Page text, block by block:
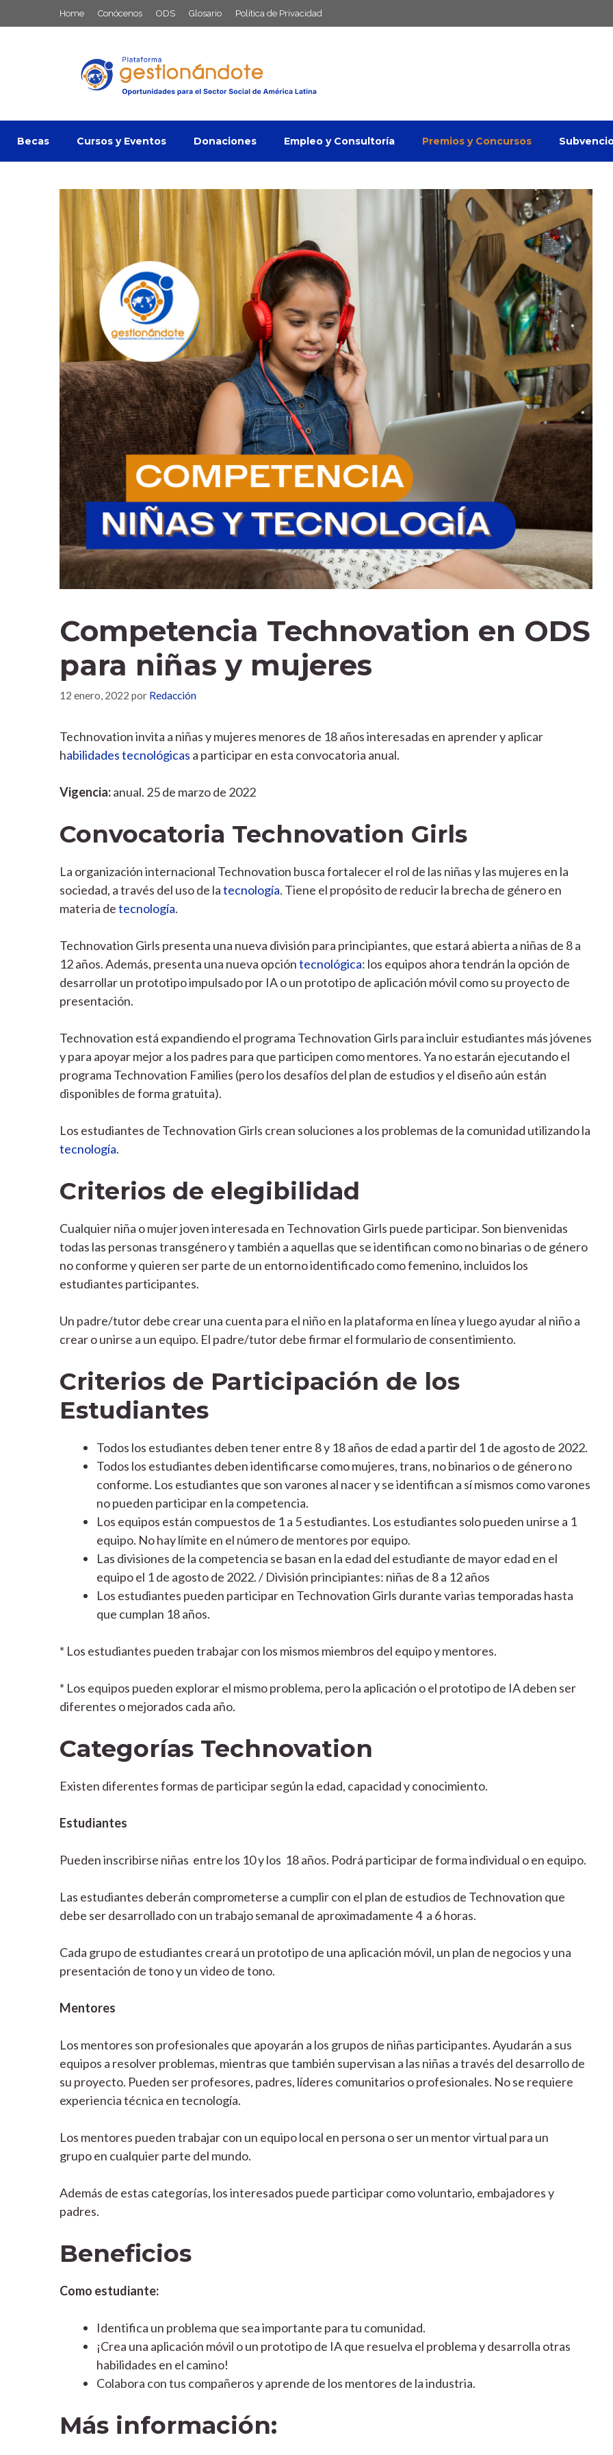
al
Home Conócenos ODS Glosario Política de Privacidad
Becas Cursos y Eventos Donaciones Empleo y Consultoría Premios y Concursos
Competencia Technovation en ODS
para niñas y mujeres
12 enero, 2022 por Redacción
Technovation invita a niñas y mujeres menores de 18 años interesadas en aprender y aplicar
habilidades tecnológicas a participar en esta convocatoria anual.
Vigencia:anual. 25 de marzo de 2022
Convocatoria Technovation Girls
La organización internacional Technovation busca fortalecer el rol de las niñas y las mujeres en la
sociedad, a través del uso de latecnología. Tiene el propósito de reducir la brecha de género en
materia detecnología.
Technovation Girls presenta una nueva división para principiantes, que estará abierta a niñas de 8 a
12 años. Además, presenta una nueva opcióntecnológica: los equipos ahora tendrán la opción de
desarrollar un prototipo impulsado por IA o un prototipo de aplicación móvil como su proyecto de
presentación.
Technovation está expandiendo el programa Technovation Girls para incluir estudiantes más jóvenes
y para apoyar mejor a los padres para que participen como mentores. Ya no estarán ejecutando el
programa Technovation Families (pero los desafíos del plan de estudios y el diseño aún están
disponibles de forma gratuita).
Los estudiantes de Technovation Girls crean soluciones a los problemas de la comunidad utilizando la
tecnología.
Criterios de elegibilidad
Cualquier niña o mujer joven interesada en Technovation Girls puede participar. Son bienvenidas
todas las personas transgénero y también a aquellas que se identifican como no binarias o de género
no conforme y quieren ser parte de un entorno identificado como femenino, incluidos los
estudiantes participantes.
Un padre/tutor debe crear una cuenta para el niño en la plataforma en línea y luego ayudar al niño a
crear o unirse a un equipo. El padre/tutor debe firmar el formulario de consentimiento.
Criterios de Participación de los
Estudiantes
Todos los estudiantes deben tener entre 8 y 18 años de edad a partir del 1 de agosto de 2022.
Todos los estudiantes deben identificarse como mujeres, trans, no binarios o de género no
conforme. Los estudiantes que son varones al nacer y se identifican a sí mismos como varones
no pueden participar en la competencia.
Los equipos están compuestos de 1 a 5 estudiantes. Los estudiantes solo pueden unirse a 1
equipo. No hay límite en el número de mentores por equipo.
Las divisiones de la competencia se basan en la edad del estudiante de mayor edad en el
equipo el 1 de agosto de 2022. / División principiantes: niñas de 8 a 12 años
Los estudiantes pueden participar en Technovation Girls durante varias temporadas hasta
que cumplan 18 años.
* Los estudiantes pueden trabajar con los mismos miembros del equipo y mentores.
* Los equipos pueden explorar el mismo problema, pero la aplicación o el prototipo de IA deben ser
diferentes o mejorados cada año.
Categorías Technovation
Existen diferentes formas de participar según la edad, capacidad y conocimiento.
Estudiantes
Pueden inscribirse niñas entre los 10 y los 18 años. Podrá participar de forma individual o en equipo.
Las estudiantes deberán comprometerse a cumplir con el plan de estudios de Technovation que
debe ser desarrollado con un trabajo semanal de aproximadamente 4 a 6 horas.
Cada grupo de estudiantes creará un prototipo de una aplicación móvil, un plan de negocios y una
presentación de tono y un video de tono.
Mentores
Los mentores son profesionales que apoyarán a los grupos de niñas participantes. Ayudarán a sus
equipos a resolver problemas, mientras que también supervisan a las niñas a través del desarrollo de
su proyecto. Pueden ser profesores, padres, líderes comunitarios o profesionales. No se requiere
experiencia técnica en tecnología.
Los mentores pueden trabajar con un equipo local en persona o ser un mentor virtual para un
grupo en cualquier parte del mundo.
Además de estas categorías, los interesados puede participar como voluntario, embajadores y
padres.
Beneficios
Como estudiante:
Identifica un problema que sea importante para tu comunidad.
¡Crea una aplicación móvil o un prototipo de IA que resuelva el problema y desarrolla otras
habilidades en el camino!
Colabora con tus compañeros y aprende de los mentores de la industria.
Más información: